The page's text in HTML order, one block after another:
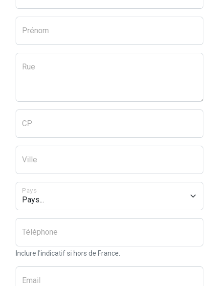
Prénom
Rue
CP
Ville
Pays
Téléphone
Inclure l'indicatif si hors de France.
Email